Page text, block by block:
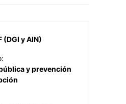
(DGI y AIN)
y prevención